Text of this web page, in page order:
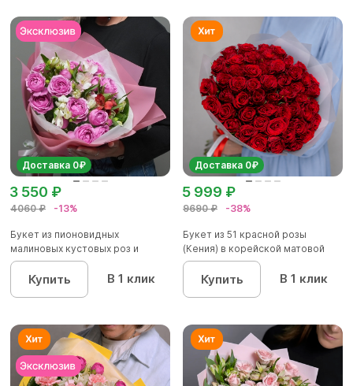
Доставка 0₽
4060 ₽ -13%
3 550 ₽
Букет из пионовидных
малиновых кустовых роз и
альстроме...
Купить В 1 клик
Доставка 0₽
9690 ₽ -38%
5 999 ₽
Букет из 51 красной розы
(Кения) в корейской матовой
уп...
Купить В 1 клик